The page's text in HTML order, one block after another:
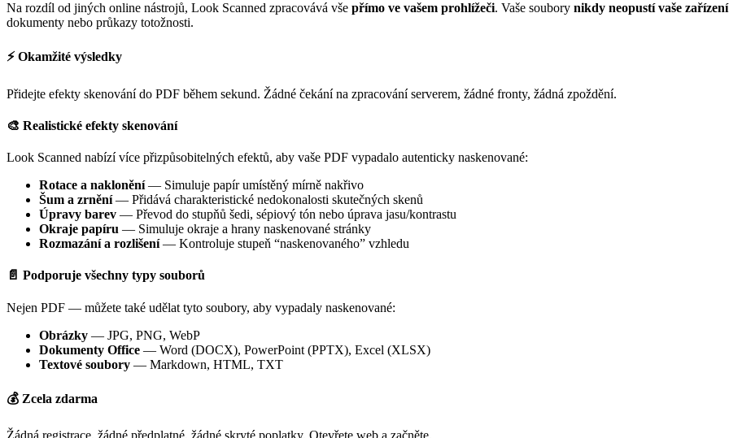
Na rozdíl od jiných online nástrojů, Look Scanned zpracovává vše přímo ve vašem prohlížeči. Vaše soubory nikdy neopustí vaše zařízení
dokumenty nebo průkazy totožnosti.
⚡ Okamžité výsledky
Přidejte efekty skenování do PDF během sekund. Žádné čekání na zpracování serverem, žádné fronty, žádná zpoždění.
🎨 Realistické efekty skenování
Look Scanned nabízí více přizpůsobitelných efektů, aby vaše PDF vypadalo autenticky naskenované:
Rotace a naklonění— Simuluje papír umístěný mírně nakřivo
Šum a zrnění— Přidává charakteristické nedokonalosti skutečných skenů
Úpravy barev — Převod do stupňů šedi, sépiový tón nebo úprava jasu/kontrastu
Okraje papíru — Simuluje okraje a hrany naskenované stránky
Rozmazání a rozlišení— Kontroluje stupeň “naskenovaného” vzhledu
📄 Podporuje všechny typy souborů
Nejen PDF — můžete také udělat tyto soubory, aby vypadaly naskenované:
Obrázky — JPG, PNG, WebP
Dokumenty Office — Word (DOCX), PowerPoint (PPTX), Excel (XLSX)
Textové soubory — Markdown, HTML, TXT
💰 Zcela zdarma